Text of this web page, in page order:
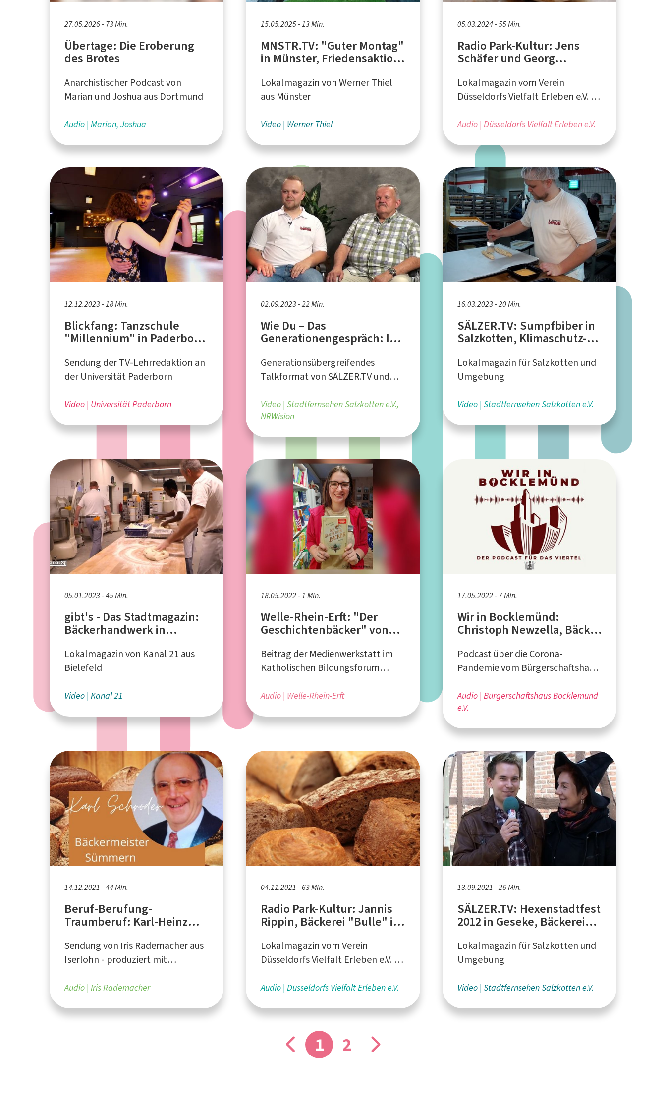
27.05.2026 - 73 Min.
Übertage: Die Eroberung
des Brotes
Anarchistischer Podcast von
Marian und Joshua aus Dortmund
Audio Marian, Joshua
15.05.2025 - 13 Min.
MNSTR.TV: "Guter Montag"
in Münster, Friedensaktion
Weltkrieges
Lokalmagazin von Werner Thiel
aus Münster
Video Werner Thiel
05.03.2024 - 55 Min.
Radio Park-Kultur: Jens
Schäfer und Georg
"Stiftungsfonds
Bildungsfrühstück"
Lokalmagazin vom Verein
Düsseldorfs Vielfalt Erleben e.V. -
Düsseldorf
Audio Düsseldorfs Vielfalt Erleben e.V.
12.12.2023 - 18 Min.
Blickfang: Tanzschule
"Millennium" in Paderborn,
Brot
Sendung der TV-Lehrredaktion an
der Universität Paderborn
Video Universität Paderborn
02.09.2023 - 22 Min.
Wie Du – Das
Generationengespräch: Ich
Generationsübergreifendes
Talkformat von SÄLZER.TV und
Video Stadtfernsehen Salzkotten e.V.,
NRWision
16.03.2023 - 20 Min.
SÄLZER.TV: Sumpfbiber in
Salzkotten, Klimaschutz-
der Bäckerei Lange
Lokalmagazin für Salzkotten und
Umgebung
Video Stadtfernsehen Salzkotten e.V.
05.01.2023 - 45 Min.
gibt's - Das Stadtmagazin:
Bäckerhandwerk in
Lokalmagazin von Kanal 21 aus
Bielefeld
Video Kanal 21
18.05.2022 - 1 Min.
Welle-Rhein-Erft: "Der
Geschichtenbäcker" von
Buchtipp
Beitrag der Medienwerkstatt im
Katholischen Bildungsforum
Audio Welle-Rhein-Erft
17.05.2022 - 7 Min.
Wir in Bocklemünd:
Christoph Newzella, Bäcker
Podcast über die Corona-
Pandemie vom Bürgerschaftshaus
Audio Bürgerschaftshaus Bocklemünd
e.V.
14.12.2021 - 44 Min.
Beruf-Berufung-
Traumberuf: Karl-Heinz
Sendung von Iris Rademacher aus
Iserlohn - produziert mit
Lokalfunk Iserlohn (FÖLOK) e.V.
Audio Iris Rademacher
04.11.2021 - 63 Min.
Radio Park-Kultur: Jannis
Rippin, Bäckerei "Bulle" in
Lokalmagazin vom Verein
Düsseldorfs Vielfalt Erleben e.V. -
Düsseldorf
Audio Düsseldorfs Vielfalt Erleben e.V.
13.09.2021 - 26 Min.
SÄLZER.TV: Hexenstadtfest
2012 in Geseke, Bäckerei
Lokalmagazin für Salzkotten und
Umgebung
Video Stadtfernsehen Salzkotten e.V.
1 2